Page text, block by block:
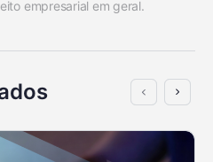
empresarial em geral.